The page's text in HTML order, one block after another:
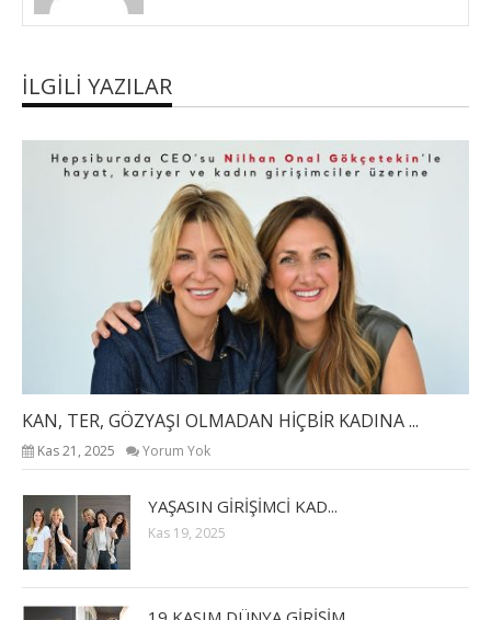
İLGILI YAZILAR
KAN, TER, GÖZYAŞI OLMADAN HİÇBİR KADINA ...
Kas 21, 2025 Yorum Yok
YAŞASIN GİRİŞİMCİ KAD...
Kas 19, 2025